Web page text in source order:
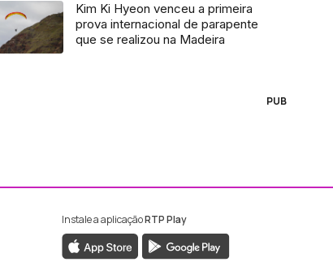
Kim Ki Hyeon venceu a primeira
prova internacional de parapente
que se realizou na Madeira
PUB
da RTP Madeira
da RTP Madeira
Instale a aplicaçãoRTP Play